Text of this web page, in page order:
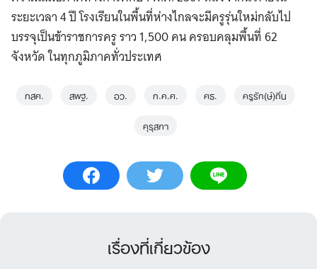
ระยะเวลา 4 ปี โรงเรียนในพื้นที่ห่างไกลจะมีครูรุ่นใหม่กลับไป
บรรจุเป็นข้าราชการครู ราว 1,500 คน ครอบคลุมพื้นที่ 62
จังหวัด ในทุกภูมิภาคทั่วประเทศ
กสศ. สพฐ. อว. ก.ค.ศ. ศธ.
ครูรัก(ษ์)ถิ่น
คุรุสภา
เรื่องที่เกี่ยวข้อง